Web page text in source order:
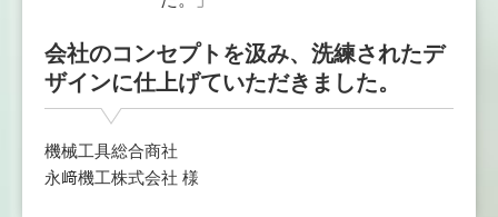
会社のコンセプトを汲み、洗練されたデ
ザインに仕上げていただきました。
機械工具総合商社
永﨑機工株式会社 様